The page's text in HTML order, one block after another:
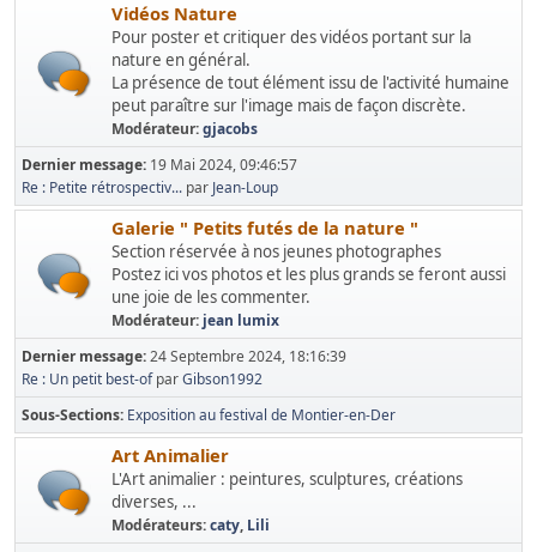
Vidéos Nature
Pour poster et critiquer des vidéos portant sur la
nature en général.
La présence de tout élément issu de l'activité humaine
peut paraître sur l'image mais de façon discrète.
Modérateur:gjacobs
Dernier message: 19 Mai 2024, 09:46:57
Re : Petite rétrospectiv... par Jean-Loup
Galerie " Petits futés de la nature "
Section réservée à nos jeunes photographes
Postez ici vos photos et les plus grands se feront aussi
une joie de les commenter.
Modérateur: jean lumix
Dernier message:24 Septembre 2024, 18:16:39
Re : Un petit best-ofparGibson1992
Sous-Sections Exposition au festival de Montier-en-Der
Art Animalier
L'Art animalier : peintures, sculptures, créations
diverses, ...
Modérateurs:caty, Lili